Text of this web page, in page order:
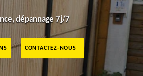
dépannage 7j/7
CONTACTEZ-NOUS !